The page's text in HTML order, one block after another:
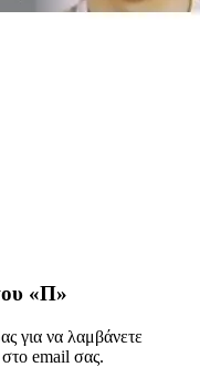
«Π»
για να λαμβάνετε
στο email σας.